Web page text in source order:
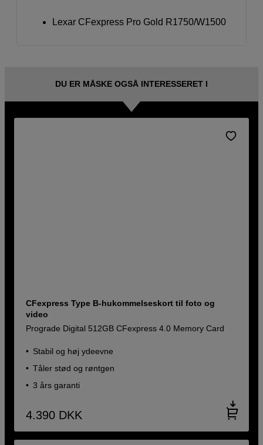
Lexar CFexpress Pro Gold R1750/W1500
DU ER MÅSKE OGSÅ INTERESSERET I
CFexpress Type B-hukommelseskort til foto og
video
Prograde Digital 512GB CFexpress 4.0 Memory Card
Stabil og høj ydeevne
Tåler stød og røntgen
3 års garanti
4.390 DKK